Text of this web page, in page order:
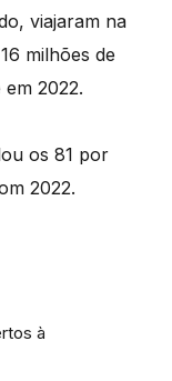
viajaram na
milhões de
em 2022.
os 81 por
2022.
à